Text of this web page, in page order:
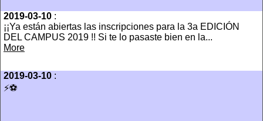
2019-03-10 :
¡¡Ya están abiertas las inscripciones para la 3a EDICIÓN
DEL CAMPUS 2019 !! Si te lo pasaste bien en la...
More
2019-03-10 :
⚡️⚽️